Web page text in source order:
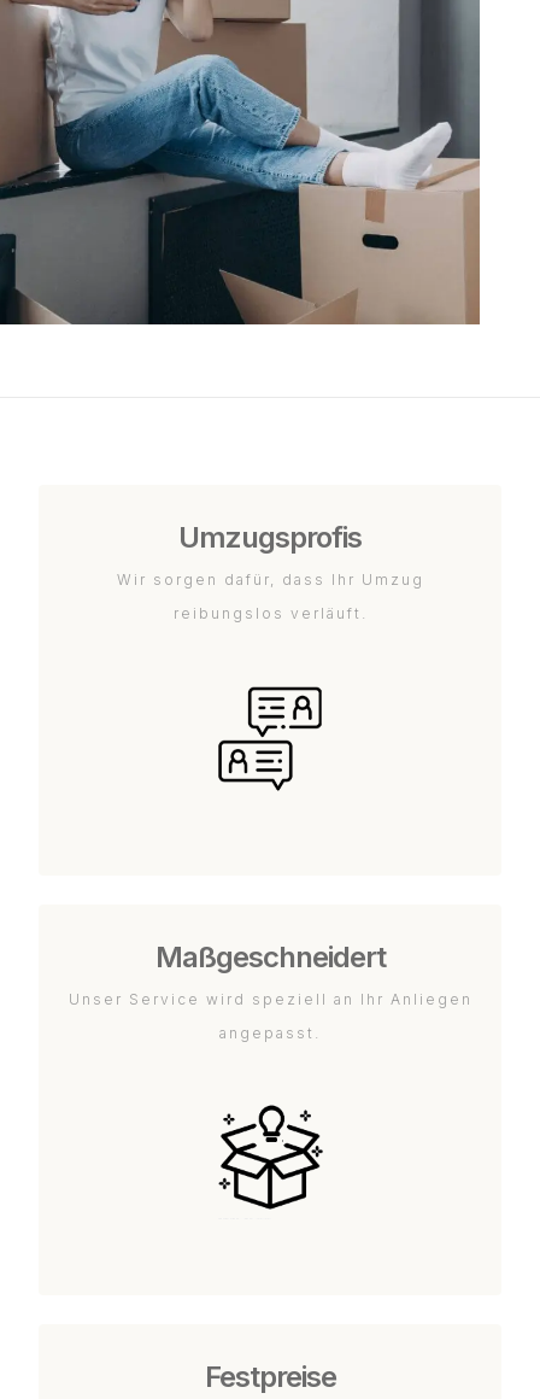
Umzugsprofis
Wir sorgen dafür, dass Ihr Umzug
reibungslos verläuft.
Maßgeschneidert
Unser Service wird speziell an Ihr Anliegen
angepasst.
Festpreise